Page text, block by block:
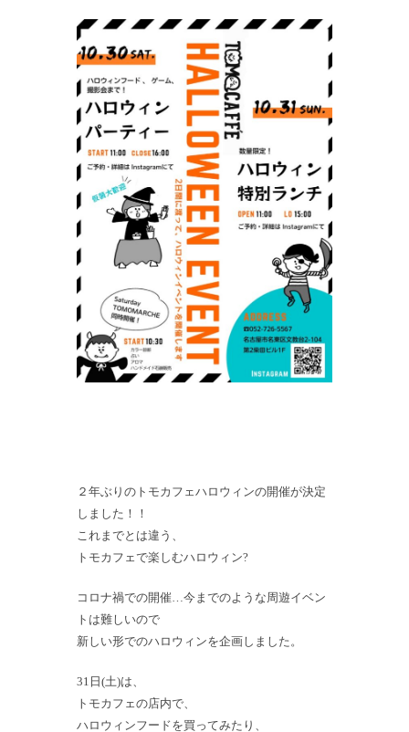
２年ぶりのトモカフェハロウィンの開催が決定
しました！！
これまでとは違う、
トモカフェで楽しむハロウィン?
コロナ禍での開催…今までのような周遊イベン
トは難しいので
新しい形でのハロウィンを企画しました。
31日(土)は、
トモカフェの店内で、
ハロウィンフードを買ってみたり、